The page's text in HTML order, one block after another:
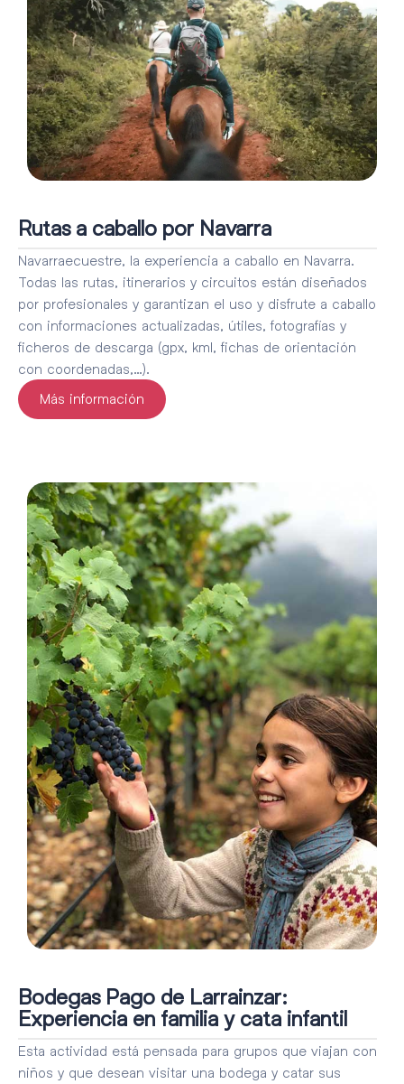
Rutas a caballo por Navarra
Navarraecuestre, la experiencia a caballo en Navarra.
Todas las rutas, itinerarios y circuitos están diseñados
por profesionales y garantizan el uso y disfrute a caballo
con informaciones actualizadas, útiles, fotografías y
ficheros de descarga (gpx, kml, fichas de orientación
con coordenadas,…).
Más información
Bodegas Pago de Larrainzar:
Experiencia en familia y cata infantil
Esta actividad está pensada para grupos que viajan con
niños y que desean visitar una bodega y catar sus